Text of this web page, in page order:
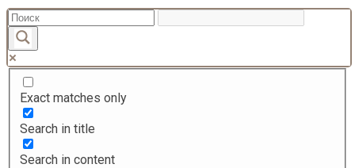
Перейти
к
содержанию
Exact matches only
Search in title
Search in content